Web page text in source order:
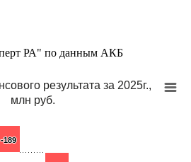
РА" по данным АКБ
результата за 2025г.,
млн руб.
-189
-189